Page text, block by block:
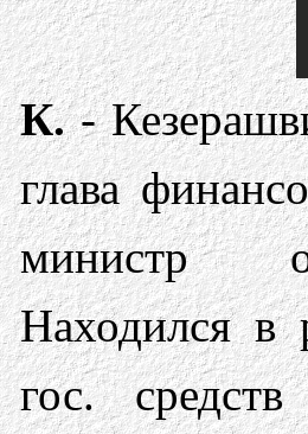
К.-
глава
министр
Находился в
гос.